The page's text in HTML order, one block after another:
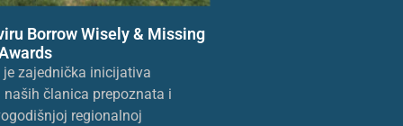
Borrow Wisely & Missing
zajednička inicijativa
naših članica prepoznata i
regionalnoj